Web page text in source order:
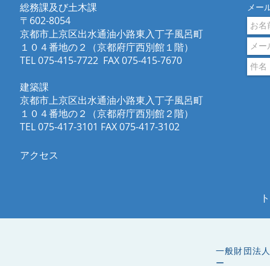
総務課及び土木課
〒602-8054
京都市上京区出水通油小路東入丁子風呂町
１０４番地の２（京都府庁西別館１階）
TEL 075-415-7722 FAX 075-415-7670
建築課
京都市上京区出水通油小路東入丁子風呂町
１０４番地の２（京都府庁西別館２階）
TEL 075-417-3101 FAX 075-417-3102
​アクセス
メー
一般財団法
ー